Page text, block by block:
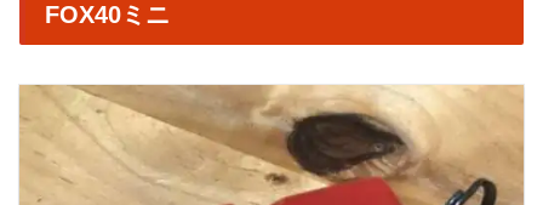
FOX40ミニ